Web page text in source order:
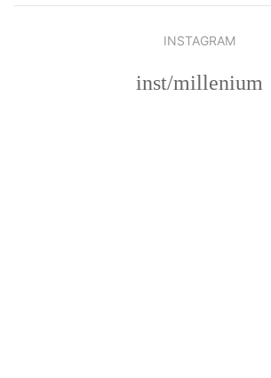
INSTAGRAM
inst/millenium